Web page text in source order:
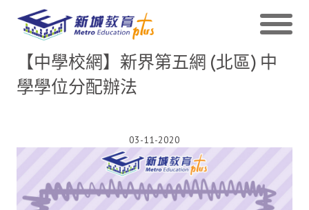
【中學校網】新界第五網 (北區) 中
學學位分配辦法
03-11-2020